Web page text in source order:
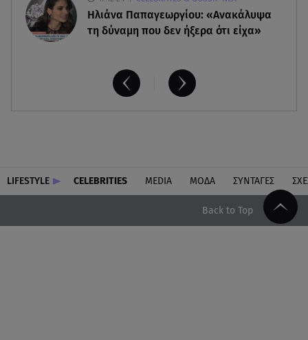
Ηλιάνα Παπαγεωργίου: «Ανακάλυψα
τη δύναμη που δεν ήξερα ότι είχα»
LIFESTYLE CELEBRITIES MEDIA ΜΟΔΑ ΣΥΝΤΑΓΕΣ
Back to Top